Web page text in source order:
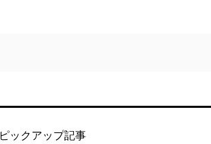
ピックアップ記事